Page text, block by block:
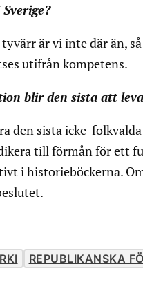
är vi inte där än,
utifrån kompetens.
blir den sista att
den sista icke-
till förmån för ett
i historieböckerna.
REPUBLIKANSKA